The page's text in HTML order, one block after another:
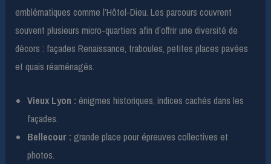
emblématiques comme l’Hôtel-Dieu. Les parcours couvrent
souvent plusieurs micro-quartiers afin d’offrir une diversité de
décors : façades Renaissance, traboules, petites places pavées
et quais réaménagés.
Vieux Lyon : énigmes historiques, indices cachés dans les
façades.
Bellecour : grande place pour épreuves collectives et
photos.